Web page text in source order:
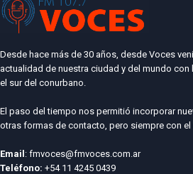
Desde hace más de 30 años, desde Voces
actualidad de nuestra ciudad y del mundo
el sur del conurbano.
El paso del tiempo nos permitió incorporar
otras formas de contacto, pero siempre con el
Email: fmvoces@fmvoces.com.ar
Teléfono: +54 11 4245 0439